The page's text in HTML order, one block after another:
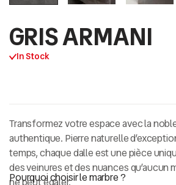
GRIS ARMANI
In Stock
Transformez votre espace avec la
authentique. Pierre naturelle
temps, chaque dalle est une pièce
des veinures et des nuances qu’aucun
Pourquoi choisir le marbre ?